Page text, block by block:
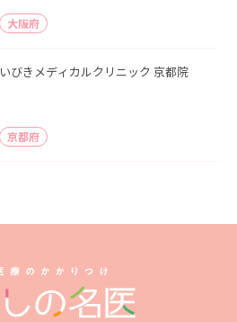
大阪府
いびきメディカルクリニック 京都院
京都府